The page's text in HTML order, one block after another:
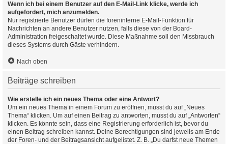
Wenn ich bei einem Benutzer auf den E-Mail-Link klicke, werde ich
aufgefordert, mich anzumelden.
Nur registrierte Benutzer dürfen die foreninterne E-Mail-Funktion für
Nachrichten an andere Benutzer nutzen, falls diese von der Board-
Administration freigeschaltet wurde. Diese Maßnahme soll den Missbrauch
dieses Systems durch Gäste verhindern.
Nach oben
Beiträge schreiben
Wie erstelle ich ein neues Thema oder eine Antwort?
Um ein neues Thema in einem Forum zu eröffnen, musst du auf „Neues
Thema“ klicken. Um auf einen Beitrag zu antworten, musst du auf „Antworten“
klicken. Es könnte sein, dass eine Registrierung erforderlich ist, bevor du
einen Beitrag schreiben kannst. Deine Berechtigungen sind jeweils am Ende
der Foren- und der Beitragsansicht aufgelistet. Z. B. „Du darfst neue Themen